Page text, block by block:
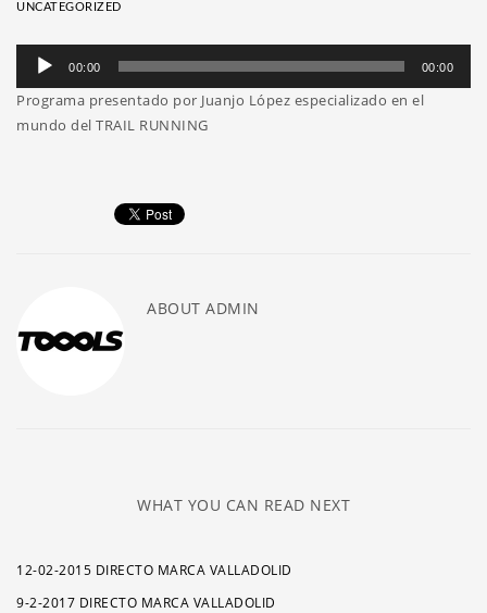
UNCATEGORIZED
Reproductor
audio
00:00 00:00
Programa presentado por Juanjo López especializado en el
mundo del TRAIL RUNNING
ABOUT ADMIN
WHAT YOU CAN READ NEXT
12-02-2015 DIRECTO MARCA VALLADOLID
9-2-2017 DIRECTO MARCA VALLADOLID